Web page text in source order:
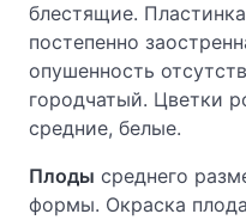
блестящие.
постепенно
опушенность
городчатый. Цветки
средние, белые.
Плоды среднего
формы. Окраска